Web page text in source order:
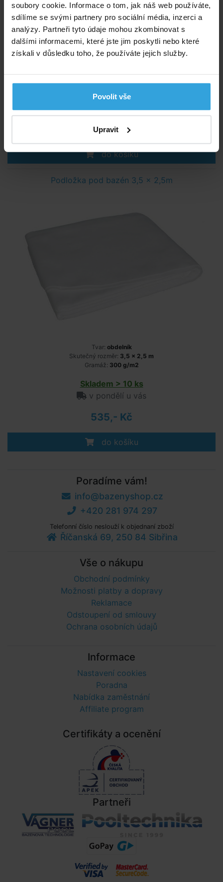
soubory cookie. Informace o tom, jak náš web používáte,
sdílíme se svými partnery pro sociální média, inzerci a
analýzy. Partneři tyto údaje mohou zkombinovat s
dalšími informacemi, které jste jim poskytli nebo které
získali v důsledku toho, že používáte jejich služby.
Povolit vše
Upravit
Tvar: obdelník
Skladem > 20 ks
v pondělí u vás
329,- Kč
do košíku
Podložka pod bazén 3,5 x 2,5m
Tvar: obdelník
Skutečný rozměr: 3,5 x 2,5 m
Gramáž: 300 g/m2
Skladem > 10 ks
v pondělí u vás
535,- Kč
do košíku
Poradíme vám!
info@bazenyshop.cz
+420 281 974 297
Telefonní číslo neslouží k objednaní zboží
Říčanská 69, 250 84 Sibřina
Vše o nákupu
Obchodní podmínky
Možnosti platby a dopravy
Reklamace
Odstoupení od smlouvy
Ochrana osobních údajů
Informace
Nastavení cookies
Poradna
Nabídka zaměstnání
Affiliate program
Certifikáty a ocenění
Partneři